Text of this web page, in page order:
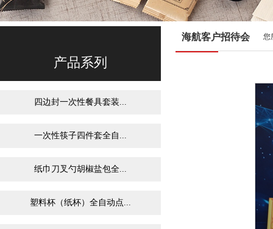
产品系列
四边封一次性餐具套装...
一次性筷子四件套全自...
纸巾刀叉勺胡椒盐包全...
塑料杯（纸杯）全自动点...
海航客户招待会 您